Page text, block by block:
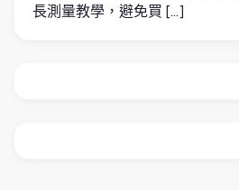
長測量教學，避免買 […]